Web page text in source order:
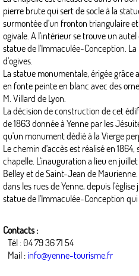
pierre brute qui sert de socle à la
surmontée d'un fronton triangulaire
ogivale. A l'intérieur se trouve un
statue de l'Immaculée-Conception.
d'ogives.
La statue monumentale, érigée
en fonte peinte en blanc avec des
M. Villard de Lyon.
La décision de construction de cet
de 1863 donnée à Yenne par les
qu'un monument dédié à la Vierge
Le chemin d'accès est réalisé en
chapelle. L'inauguration a lieu en
Belley et de Saint-Jean de
dans les rues de Yenne, depuis
statue de l'Immaculée-Conception
Contacts :
Tél : 04 79 36 71 54
Mail :info@yenne-tourisme.fr